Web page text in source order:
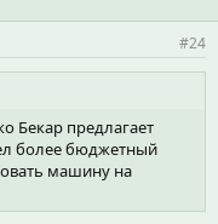
#24
Бекар предлагает
более бюджетный
машину на